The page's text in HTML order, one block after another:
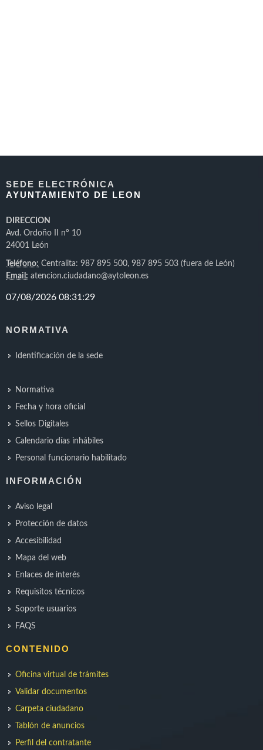
SEDE ELECTRÓNICA
AYUNTAMIENTO DE LEON
DIRECCION
Avd. Ordoño II nº 10
24001 León
Teléfono: Centralita: 987 895 500, 987 895 503 (fuera de León)
Email: atencion.ciudadano@aytoleon.es
NORMATIVA
Identificación de la sede
Normativa
Fecha y hora oficial
Sellos Digitales
Calendario días inhábiles
Personal funcionario habilitado
INFORMACIÓN
Aviso legal
Protección de datos
Accesibilidad
Mapa del web
Enlaces de interés
Requisitos técnicos
Soporte usuarios
FAQS
CONTENIDO
Oficina virtual de trámites
Validar documentos
Carpeta ciudadano
Tablón de anuncios
Perfil del contratante